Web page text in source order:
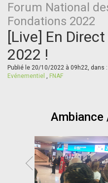
Forum National
Fondations 2022
[Live] En
2022 !
Publié le 20/10/2022 à 09h22, dans :
Evénementiel , FNAF
Ambiance